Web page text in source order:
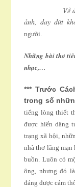
Về đâu ?…
ảnh, day dứt
người.
Những bài thơ
nhạc,…
*** Trước
trong số
tiếng lòng thiết
được hiến dâng
trạng xã hội,
nhà thơ lãng
buồn. Luôn có
ông, nhưng đó
đáng được cảm